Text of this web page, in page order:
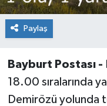
Paylaş
Bayburt Postası -
18.00 sıralarında
Demirözü yolunda